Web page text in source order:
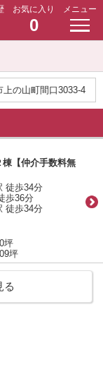
お気に入り
0
メニュー
上の山町間口3033-4
【仲介手数料無
徒歩34分
歩36分
徒歩34分
坪
坪
る